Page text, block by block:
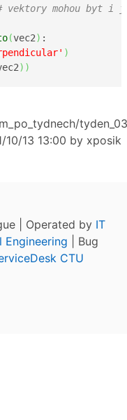
vektory mohou byt i
(vec2) :
)
) )
10/13 13:00 by xposik
| Operated by IT
| Bug
CTU